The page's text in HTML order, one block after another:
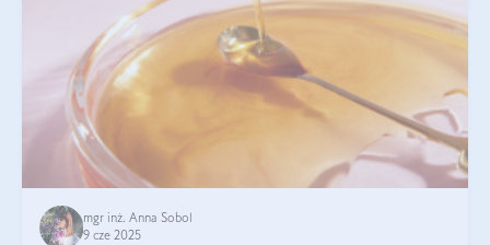
mgr inż. Anna Sobol
9 cze 2025